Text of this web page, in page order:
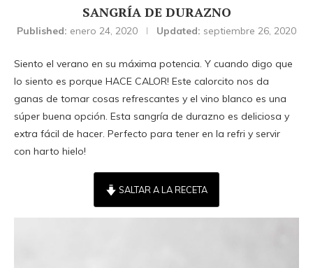
SANGRÍA DE DURAZNO
Published: enero 24, 2020 Updated: septiembre 26, 2020
Siento el verano en su máxima potencia. Y cuando digo que
lo siento es porque HACE CALOR! Este calorcito nos da
ganas de tomar cosas refrescantes y el vino blanco es una
súper buena opción. Esta sangría de durazno es deliciosa y
extra fácil de hacer. Perfecto para tener en la refri y servir
con harto hielo!
SALTAR A LA RECETA